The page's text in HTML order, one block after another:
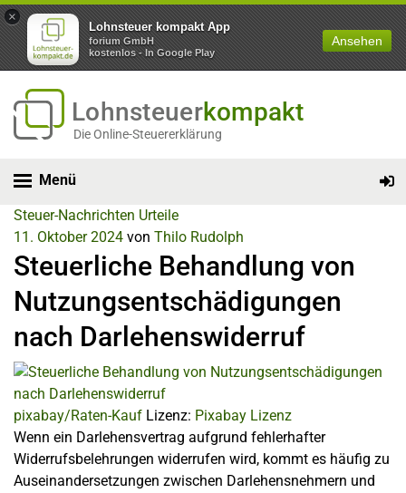
×
Lohnsteuer kompakt App
forium GmbH
kostenlos - In Google Play
Ansehen
Lohnsteuerkompakt
Die Online-Steuererklärung
Menü
Steuer-Nachrichten Urteile
11. Oktober 2024 von Thilo Rudolph
Steuerliche Behandlung von
Nutzungsentschädigungen
nach Darlehenswiderruf
pixabay/Raten-Kauf Lizenz: Pixabay Lizenz
Wenn ein Darlehensvertrag aufgrund fehlerhafter
Widerrufsbelehrungen widerrufen wird, kommt es häufig zu
Auseinandersetzungen zwischen Darlehensnehmern und